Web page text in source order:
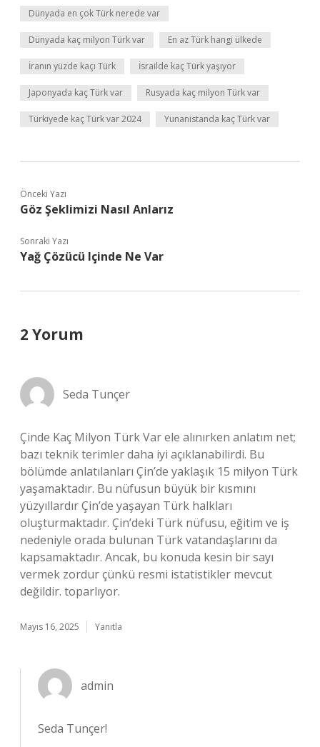
Dünyada en çok Türk nerede var
Dünyada kaç milyon Türk var En az Türk hangi ülkede
İranın yüzde kaçı Türk İsrailde kaç Türk yaşıyor
Japonyada kaç Türk var Rusyada kaç milyon Türk var
Türkiyede kaç Türk var 2024 Yunanistanda kaç Türk var
Önceki Yazı
Göz Şeklimizi Nasıl Anlarız
Sonraki Yazı
Yağ Çözücü Içinde Ne Var
2 Yorum
Seda Tunçer
Çinde Kaç Milyon Türk Var ele alınırken anlatım net;
bazı teknik terimler daha iyi açıklanabilirdi. Bu
bölümde anlatılanları Çin’de yaklaşık 15 milyon Türk
yaşamaktadır. Bu nüfusun büyük bir kısmını
yüzyıllardır Çin’de yaşayan Türk halkları
oluşturmaktadır. Çin’deki Türk nüfusu, eğitim ve iş
nedeniyle orada bulunan Türk vatandaşlarını da
kapsamaktadır. Ancak, bu konuda kesin bir sayı
vermek zordur çünkü resmi istatistikler mevcut
değildir. toparlıyor.
Mayıs 16, 2025 Yanıtla
admin
Seda Tunçer!